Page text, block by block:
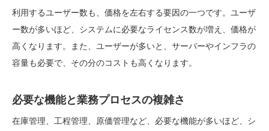
利用するユーザー数も、価格を左右する要因の一つです。ユーザ
ー数が多いほど、システムに必要なライセンス数が増え、価格が
高くなります。また、ユーザーが多いと、サーバーやインフラの
容量も必要で、その分のコストも高くなります。
必要な機能と業務プロセスの複雑さ
在庫管理、工程管理、原価管理など、必要な機能が多いほど、シ